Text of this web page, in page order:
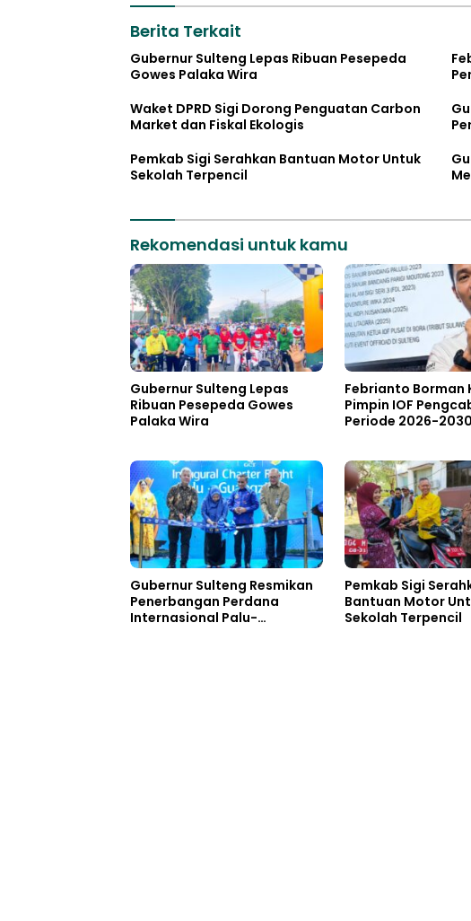
Berita Terkait
Gubernur Sulteng Lepas Ribuan Pesepeda
Gowes Palaka Wira
Waket DPRD Sigi Dorong Penguatan Carbon
Market dan Fiskal Ekologis
Pemkab Sigi Serahkan Bantuan Motor Untuk
Sekolah Terpencil
Rekomendasi untuk kamu
Gubernur Sulteng Lepas
Ribuan Pesepeda Gowes
Palaka Wira
Febrianto Borman
Pimpin IOF
Periode 2026-2030
Gubernur Sulteng Resmikan
Penerbangan Perdana
Internasional Palu-
Pemkab Sigi
Bantuan Motor
Sekolah Terpencil